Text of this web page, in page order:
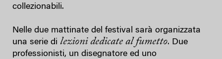
collezionabili.
Nelle due mattinate del festival sarà organizzata
una serie di lezioni dedicate al fumetto. Due
professionisti, un disegnatore ed uno